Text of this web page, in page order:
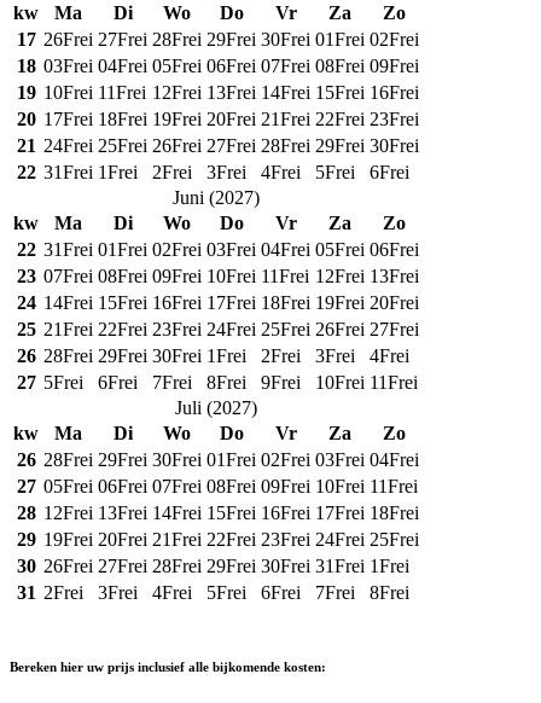
kw
Ma Di Wo Do Vr Za
Zo
17 26Frei 27Frei 28Frei 29Frei 30Frei 01Frei 02Frei
18 03Frei 04Frei 05Frei 06Frei 07Frei 08Frei 09Frei
19 10Frei 11Frei 12Frei 13Frei 14Frei 15Frei 16Frei
20 17Frei 18Frei 19Frei 20Frei 21Frei 22Frei 23Frei
21 24Frei 25Frei 26Frei 27Frei 28Frei 29Frei 30Frei
22 31Frei 1Frei 2Frei 3Frei 4Frei 5Frei 6Frei
Juni (2027)
kw
Ma Di Wo Do Vr Za
Zo
22 31Frei 01Frei 02Frei 03Frei 04Frei 05Frei 06Frei
23 07Frei 08Frei 09Frei 10Frei 11Frei 12Frei 13Frei
24 14Frei 15Frei 16Frei 17Frei 18Frei 19Frei 20Frei
25 21Frei 22Frei 23Frei 24Frei 25Frei 26Frei 27Frei
26 28Frei 29Frei 30Frei 1Frei 2Frei 3Frei 4Frei
27 5Frei 6Frei 7Frei 8Frei 9Frei 10Frei 11Frei
Juli (2027)
kw
Ma Di Wo Do Vr Za
Zo
26 28Frei 29Frei 30Frei 01Frei 02Frei 03Frei 04Frei
27 05Frei 06Frei 07Frei 08Frei 09Frei 10Frei 11Frei
28 12Frei 13Frei 14Frei 15Frei 16Frei 17Frei 18Frei
29 19Frei 20Frei 21Frei 22Frei 23Frei 24Frei 25Frei
30 26Frei 27Frei 28Frei 29Frei 30Frei 31Frei 1Frei
31 2Frei 3Frei 4Frei 5Frei 6Frei 7Frei 8Frei
Bereken hier uw prijs inclusief alle bijkomende kosten: